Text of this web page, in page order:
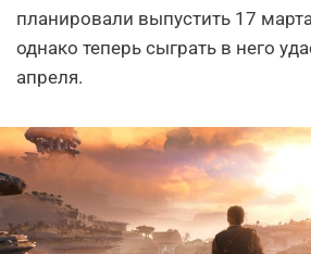
планировали выпустить 17
однако теперь сыграть в него
апреля.